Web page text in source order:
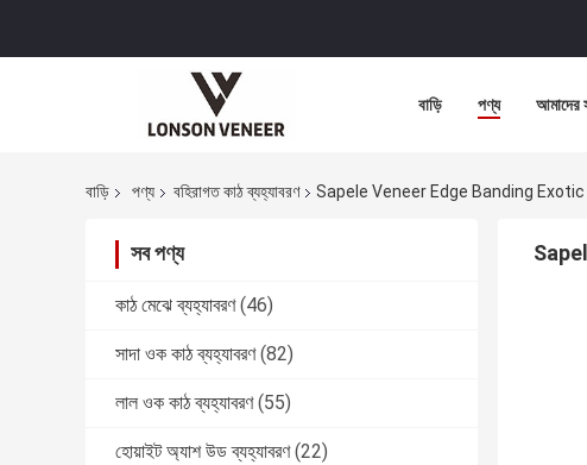
বাড়ি পণ্য আমাদের
বাড়ি পণ্য বহিরাগত কাঠ ব্যহ্যাবরণ Sapele Veneer Edge Banding Exotic
সব পণ্য
কাঠ মেঝে ব্যহ্যাবরণ (46)
সাদা ওক কাঠ ব্যহ্যাবরণ (82)
লাল ওক কাঠ ব্যহ্যাবরণ (55)
হোয়াইট অ্যাশ উড ব্যহ্যাবরণ (22)